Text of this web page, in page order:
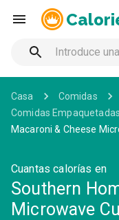
Casa Comidas
Comidas Empaquetadas
Macaroni & Cheese
Cuantas calorías en
Southern
Microwave